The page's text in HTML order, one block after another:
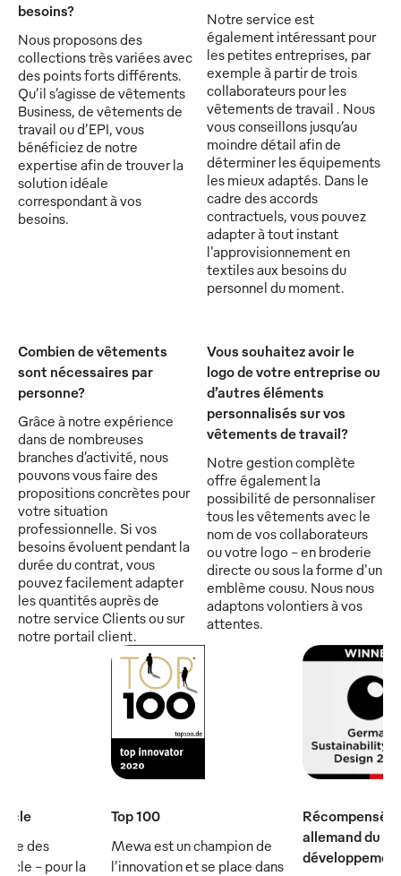
besoins?
Nous proposons des
collections très variées avec
des points forts différents.
Qu’il s’agisse de vêtements
Business, de vêtements de
travail ou d’EPI, vous
bénéficiez de notre
expertise afin de trouver la
solution idéale
correspondant à vos
besoins.
Notre service est
également intéressant pour
les petites entreprises, par
exemple à partir de trois
collaborateurs pour les
vêtements de travail . Nous
vous conseillons jusqu’au
moindre détail afin de
déterminer les équipements
les mieux adaptés. Dans le
cadre des accords
contractuels, vous pouvez
adapter à tout instant
l'approvisionnement en
textiles aux besoins du
personnel du moment.
Combien de vêtements
sont nécessaires par
personne?
Grâce à notre expérience
dans de nombreuses
branches d’activité, nous
pouvons vous faire des
propositions concrètes pour
votre situation
professionnelle. Si vos
besoins évoluent pendant la
durée du contrat, vous
pouvez facilement adapter
les quantités auprès de
notre service Clients ou sur
notre portail client.
Vous souhaitez avoir le
logo de votre entreprise ou
d’autres éléments
personnalisés sur vos
vêtements de travail?
Notre gestion complète
offre également la
possibilité de personnaliser
tous les vêtements avec le
nom de vos collaborateurs
ou votre logo - en broderie
directe ou sous la forme d'un
emblème cousu. Nous nous
adaptons volontiers à vos
attentes.
des
- pour la
Top 100
Mewa est un champion de
l’innovation et se place dans
Récompensé
allemand du